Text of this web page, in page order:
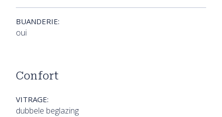
BUANDERIE:
oui
Confort
VITRAGE:
dubbele beglazing